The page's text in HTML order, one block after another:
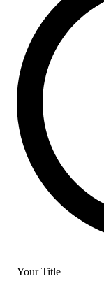
Your Title